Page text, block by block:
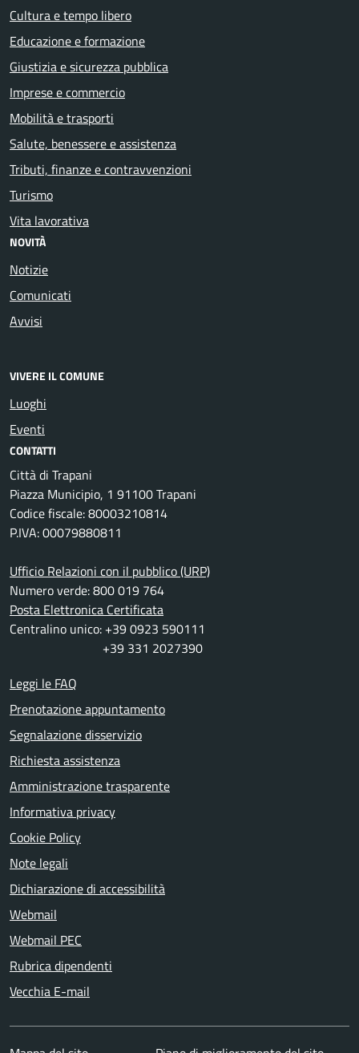
Cultura e tempo libero
Educazione e formazione
Giustizia e sicurezza pubblica
Imprese e commercio
Mobilità e trasporti
Salute, benessere e assistenza
Tributi, finanze e contravvenzioni
Turismo
Vita lavorativa
NOVITÀ
Notizie
Comunicati
Avvisi
VIVERE IL COMUNE
Luoghi
Eventi
CONTATTI
Città di Trapani
Piazza Municipio, 1 91100 Trapani
Codice fiscale: 80003210814
P.IVA: 00079880811
Ufficio Relazioni con il pubblico (URP)
Numero verde: 800 019 764
Posta Elettronica Certificata
Centralino unico: +39 0923 590111
+39 331 2027390
Leggi le FAQ
Prenotazione appuntamento
Segnalazione disservizio
Richiesta assistenza
Amministrazione trasparente
Informativa privacy
Cookie Policy
Note legali
Dichiarazione di accessibilità
Webmail
Webmail PEC
Rubrica dipendenti
Vecchia E-mail